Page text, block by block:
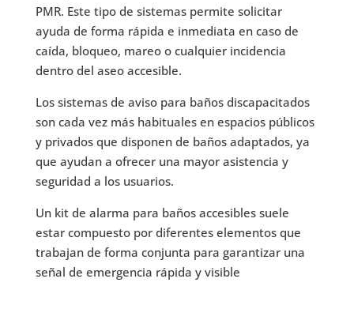
PMR. Este tipo de sistemas permite solicitar
ayuda de forma rápida e inmediata en caso de
caída, bloqueo, mareo o cualquier incidencia
dentro del aseo accesible.
Los sistemas de aviso para baños discapacitados
son cada vez más habituales en espacios públicos
y privados que disponen de baños adaptados, ya
que ayudan a ofrecer una mayor asistencia y
seguridad a los usuarios.
Un kit de alarma para baños accesibles suele
estar compuesto por diferentes elementos que
trabajan de forma conjunta para garantizar una
señal de emergencia rápida y visible